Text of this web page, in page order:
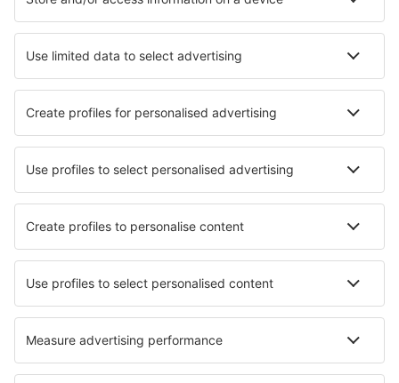
Hoteluri în Chiang Mai Hoteluri Wiang Pa Pao
Hoteluri în Cha Am Hoteluri în Nang Rong
Hoteluri în Sao Phao Hoteluri în Kathu
Cele mai bune hoteluri - orașe
Hoteluri în Scherpenzeel Hoteluri în Immensee
Hoteluri în Naalehu Hoteluri în Urbana
Hoteluri în Casagiove Hoteluri în Kerepes
Hoteluri în Lodève Hoteluri în Punxsutawney
Cele mai bune hoteluri - regiuni